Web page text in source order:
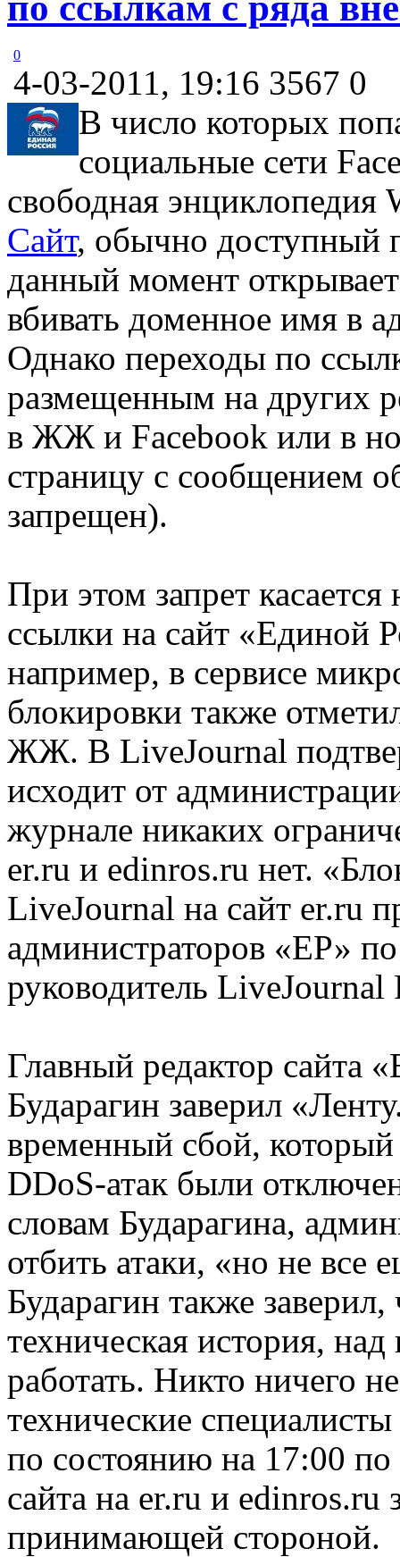
0
4-03-2011, 19:16 3567 0
В число которых
социальные сети
свободная энциклопедия
Сайт, обычно доступный
данный момент
вбивать доменное имя в
Однако переходы по
размещенным на других
в ЖЖ и Facebook или в
страницу с сообщением
запрещен).
При этом запрет
ссылки на сайт «Единой
например, в сервисе
блокировки также
ЖЖ. В LiveJournal
исходит от
журнале никаких
er.ru и edinros.ru нет.
LiveJournal на сайт er.ru
администраторов «ЕР»
руководитель LiveJournal
Главный редактор сайта
Бударагин заверил
временный сбой, который
DDoS-атак были
словам Бударагина,
отбить атаки, «но не все
Бударагин также
техническая история,
работать. Никто ничего
технические
по состоянию на 17:00
сайта на er.ru и edinros.ru
принимающей стороной.